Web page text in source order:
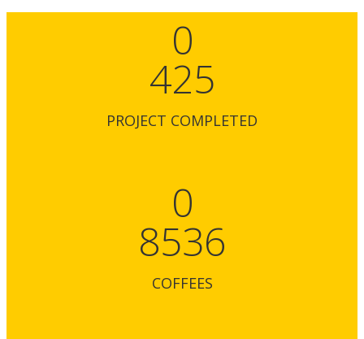
0
425
PROJECT COMPLETED
0
8536
COFFEES